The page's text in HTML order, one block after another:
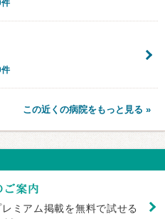
この近くの病院をもっと見る »
ミアム掲載を無料で試せる